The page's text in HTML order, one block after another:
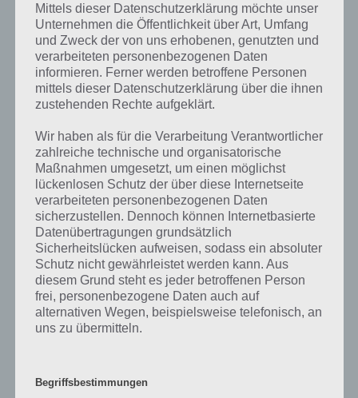
Jeder Raum muss geupgraded werden.
Vergiss nicht Rezeption, Schaltraum
und weitere Räume!
Hausverwaltung, Schaltraum, Parkplatz sowie Restaurant, Bar und
so weiter, müssen vollständig geupgraded werden. Erst wenn man
tatsächlich in jedem Raum alles geupgraded hat, dann bekommt
man auch 5 Sterne. Zusätzlich habe ich dann noch alle möglichen
Mitarbeiter eingestellt, aber das ist nur optional.
Kurzum, falls du nicht die 5 Sterne mit deinem Hotel haben solltest,
prüfe wirklich jeden Raum, auch die Rezeption, Restaurant, Parkplatz
und mehr. Nur wenn alle Räume geupgraded worden sind, gehts
weiter. Und auch das maximale Personal muss eingestellt sein.
Mit Version 1.3.0 siehst du nun auch bei jedem Raum, wieviel
noch nicht geschafft hast und deswegen der fünfte Stern nicht
Mittels dieser Datenschutzerklärung möchte unser
Unternehmen die Öffentlichkeit über Art, Umfang
und Zweck der von uns erhobenen, genutzten und
verarbeiteten personenbezogenen Daten
informieren. Ferner werden betroffene Personen
mittels dieser Datenschutzerklärung über die ihnen
zustehenden Rechte aufgeklärt.
Wir haben als für die Verarbeitung Verantwortlicher
zahlreiche technische und organisatorische
Maßnahmen umgesetzt, um einen möglichst
lückenlosen Schutz der über diese Internetseite
verarbeiteten personenbezogenen Daten
sicherzustellen. Dennoch können Internetbasierte
Datenübertragungen grundsätzlich
Sicherheitslücken aufweisen, sodass ein absoluter
Schutz nicht gewährleistet werden kann. Aus
diesem Grund steht es jeder betroffenen Person
frei, personenbezogene Daten auch auf
alternativen Wegen, beispielsweise telefonisch, an
uns zu übermitteln.
Begriffsbestimmungen